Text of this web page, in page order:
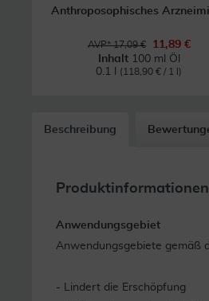
Anthroposophisches
AVP* 17,09 €
11,89 €
Inhalt 100 ml Öl
0.1 l
(118,90 € / 1 l)
Beschreibung
Anwendungsgebiet
Anwendungsgebiete gemäß
- Lindert die Erschöpfung